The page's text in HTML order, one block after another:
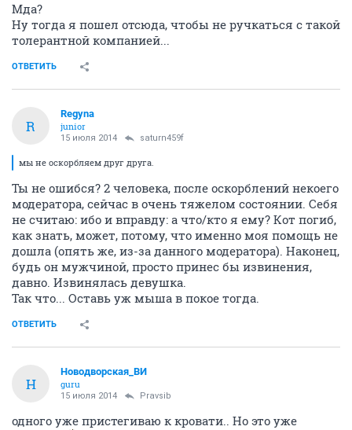
Мда?
Ну тогда я пошел отсюда, чтобы не ручкаться с такой
толерантной компанией...
ОТВЕТИТЬ
R
Regуna
junior
15 июля 2014 saturn459f
мы не оскорбляем друг друга.
Ты не ошибся? 2 человека, после оскорблений некоего
модератора, сейчас в очень тяжелом состоянии. Себя
не считаю: ибо и вправду: а что/кто я ему? Кот погиб,
как знать, может, потому, что именно моя помощь не
дошла (опять же, из-за данного модератора). Наконец,
будь он мужчиной, просто принес бы извинения,
давно. Извинялась девушка.
Так что... Оставь уж мыша в покое тогда.
ОТВЕТИТЬ
Н
Новодворcкая_ВИ
guru
15 июля 2014 Pravsib
одного уже пристегиваю к кровати.. Но это уже